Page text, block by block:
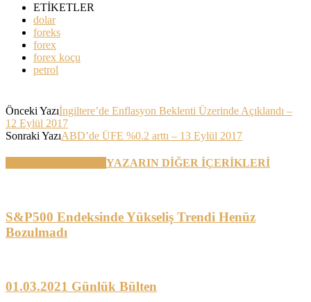
ETİKETLER
dolar
foreks
forex
forex koçu
petrol
Önceki Yazıİngiltere’de Enflasyon Beklenti Üzerinde Açıklandı –
12 Eylül 2017
Sonraki YazıABD’de ÜFE %0.2 arttı – 13 Eylül 2017
YAZARIN DİĞER İÇERİKLERİ
S&P500 Endeksinde Yükseliş Trendi Henüz
Bozulmadı
01.03.2021 Günlük Bülten